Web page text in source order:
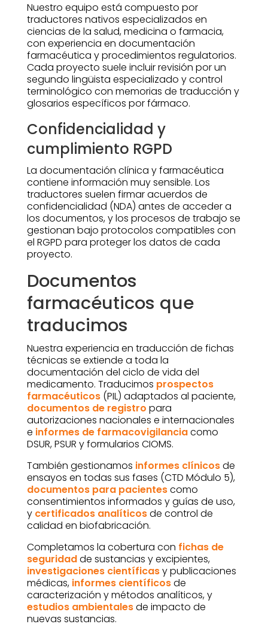
Nuestro equipo está compuesto por
traductores nativos especializados en
ciencias de la salud, medicina o farmacia,
con experiencia en documentación
farmacéutica y procedimientos regulatorios.
Cada proyecto suele incluir revisión por un
segundo lingüista especializado y control
terminológico con memorias de traducción y
glosarios específicos por fármaco.
Confidencialidad y
cumplimiento RGPD
La documentación clínica y farmacéutica
contiene información muy sensible. Los
traductores suelen firmar acuerdos de
confidencialidad (NDA) antes de acceder a
los documentos, y los procesos de trabajo se
gestionan bajo protocolos compatibles con
el RGPD para proteger los datos de cada
proyecto.
Documentos
farmacéuticos que
traducimos
Nuestra experiencia en traducción de fichas
técnicas se extiende a toda la
documentación del ciclo de vida del
medicamento. Traducimos prospectos
farmacéuticos(PIL) adaptados al paciente,
documentos de registro para
autorizaciones nacionales e internacionales
e informes de farmacovigilanciacomo
DSUR, PSUR y formularios CIOMS.
También gestionamos informes clínicosde
ensayos en todas sus fases (CTD Módulo 5),
documentos para pacientescomo
consentimientos informados y guías de uso,
y certificados analíticosde control de
calidad en biofabricación.
Completamos la cobertura con fichas de
seguridadde sustancias y excipientes,
investigaciones científicasy publicaciones
médicas, informes científicosde
caracterización y métodos analíticos, y
estudios ambientalesde impacto de
nuevas sustancias.